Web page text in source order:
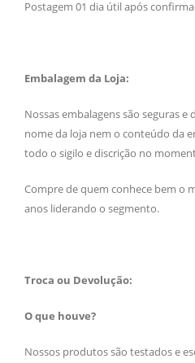
Postagem 01 dia útil após
Embalagem da Loja:
Nossas embalagens são seguras
nome da loja nem o conteúdo da
todo o sigilo e discrição no
Compre de quem conhece bem o
anos liderando o segmento.
Troca ou Devolução:
O que houve?
Nossos produtos são testados e